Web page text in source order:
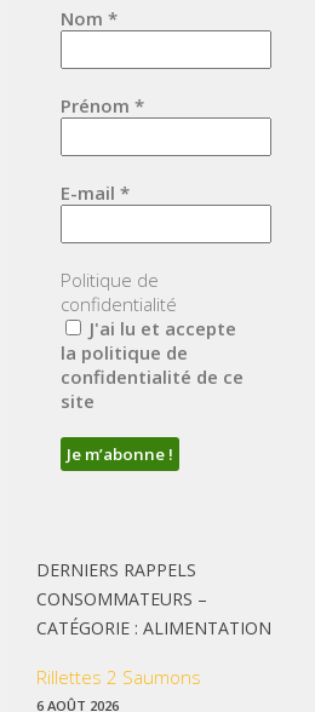
Nom *
Prénom *
E-mail *
Politique de
confidentialité
J'ai lu et accepte
la politique de
confidentialité de ce
site
DERNIERS RAPPELS
CONSOMMATEURS –
CATÉGORIE : ALIMENTATION
Rillettes 2 Saumons
6 AOÛT 2026